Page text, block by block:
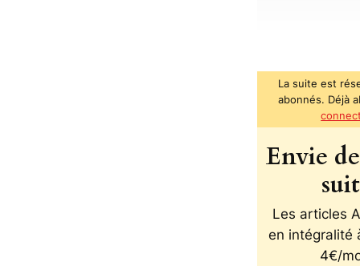
La suite est
abonnés. Déjà
Envie
Les articles
en intégralité
4€/